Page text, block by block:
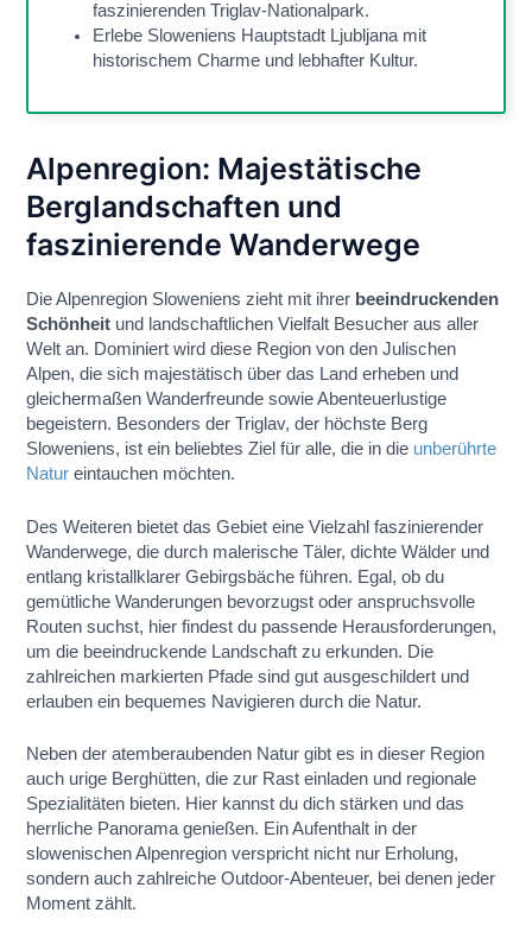
faszinierenden Triglav-Nationalpark.
Erlebe Sloweniens Hauptstadt Ljubljana mit
historischem Charme und lebhafter Kultur.
Alpenregion: Majestätische
Berglandschaften und
faszinierende Wanderwege
Die Alpenregion Sloweniens zieht mit ihrer beeindruckenden
Schönheit und landschaftlichen Vielfalt Besucher aus aller
Welt an. Dominiert wird diese Region von den Julischen
Alpen, die sich majestätisch über das Land erheben und
gleichermaßen Wanderfreunde sowie Abenteuerlustige
begeistern. Besonders der Triglav, der höchste Berg
Sloweniens, ist ein beliebtes Ziel für alle, die in die unberührte
Natur eintauchen möchten.
Des Weiteren bietet das Gebiet eine Vielzahl faszinierender
Wanderwege, die durch malerische Täler, dichte Wälder und
entlang kristallklarer Gebirgsbäche führen. Egal, ob du
gemütliche Wanderungen bevorzugst oder anspruchsvolle
Routen suchst, hier findest du passende Herausforderungen,
um die beeindruckende Landschaft zu erkunden. Die
zahlreichen markierten Pfade sind gut ausgeschildert und
erlauben ein bequemes Navigieren durch die Natur.
Neben der atemberaubenden Natur gibt es in dieser Region
auch urige Berghütten, die zur Rast einladen und regionale
Spezialitäten bieten. Hier kannst du dich stärken und das
herrliche Panorama genießen. Ein Aufenthalt in der
slowenischen Alpenregion verspricht nicht nur Erholung,
sondern auch zahlreiche Outdoor-Abenteuer, bei denen jeder
Moment zählt.